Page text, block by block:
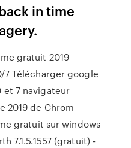
in time
gratuit 2019
7 Télécharger google
et 7 navigateur
2019 de Chrom
gratuit sur windows
7.1.5.1557 (gratuit) -